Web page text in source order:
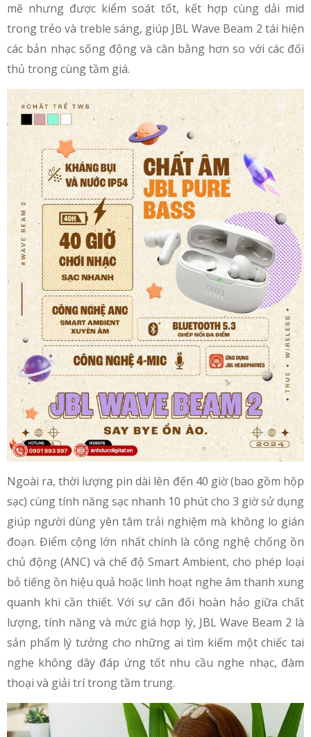
mẽ nhưng được kiểm soát tốt, kết hợp cùng dải mid
trong trẻo và treble sáng, giúp JBL Wave Beam 2 tái hiện
các bản nhạc sống động và cân bằng hơn so với các đối
thủ trong cùng tầm giá.
Ngoài ra, thời lượng pin dài lên đến 40 giờ (bao gồm hộp
sạc) cùng tính năng sạc nhanh 10 phút cho 3 giờ sử dụng
giúp người dùng yên tâm trải nghiệm mà không lo gián
đoạn. Điểm cộng lớn nhất chính là công nghệ chống ồn
chủ động (ANC) và chế độ Smart Ambient, cho phép loại
bỏ tiếng ồn hiệu quả hoặc linh hoạt nghe âm thanh xung
quanh khi cần thiết. Với sự cân đối hoàn hảo giữa chất
lượng, tính năng và mức giá hợp lý, JBL Wave Beam 2 là
sản phẩm lý tưởng cho những ai tìm kiếm một chiếc tai
nghe không dây đáp ứng tốt nhu cầu nghe nhạc, đàm
thoại và giải trí trong tầm trung.